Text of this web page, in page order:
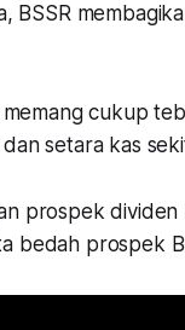
BSSR
cukup
setara kas
prospek dividen
bedah prospek